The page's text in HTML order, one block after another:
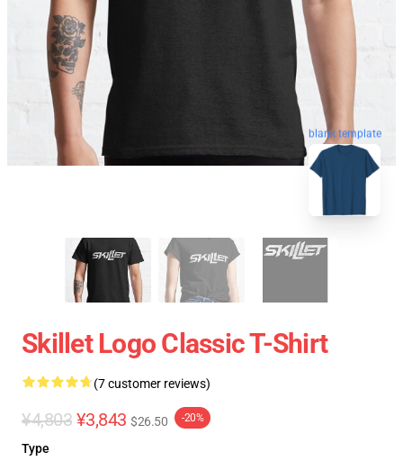
blank template
Skillet Logo Classic T-Shirt
(7 customer reviews)
¥4,803 ¥3,843 $26.50 -20%
Type